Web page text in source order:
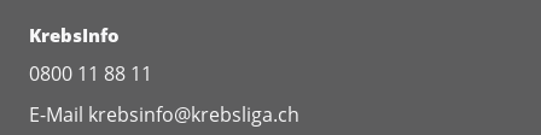
KrebsInfo
0800 11 88 11
E-Mail krebsinfo@krebsliga.ch